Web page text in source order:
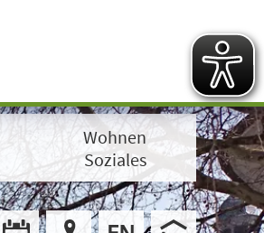
Wohnen
Soziales